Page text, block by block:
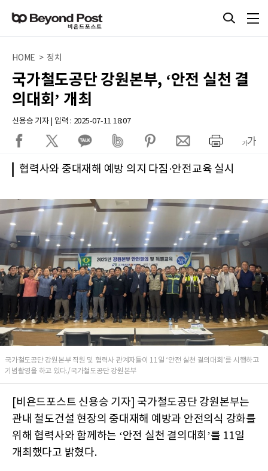
HOME > 정치
국가철도공단 강원본부, ‘안전 실천 결
의대회’ 개최
신용승 기자 | 입력 : 2025-07-11 18:07
협력사와 중대재해 예방 의지 다짐·안전교육 실시
국가철도공단 강원본부 직원 및 협력사 관계자들이 11일 ‘안전 실천 결의대회’를 시행하고
기념촬영을 하고 있다./국가철도공단 강원본부
[비욘드포스트 신용승 기자] 국가철도공단 강원본부는
관내 철도건설 현장의 중대재해 예방과 안전의식 강화를
위해 협력사와 함께하는 ‘안전 실천 결의대회’를 11일
개최했다고 밝혔다.